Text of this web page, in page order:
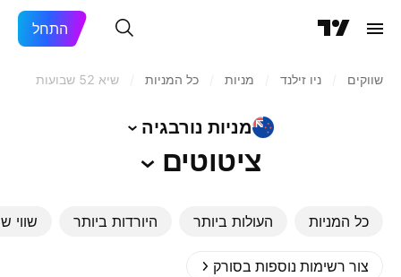
התחל
שווקים ניו זילנד‏ מניות‏ כל המניות שיא 52 שבועות
מניות נורבגיה
ציטוטים
כל המניות העולות ביותר היורדות ביותר שווי
צור רשימות נוספות בסורק